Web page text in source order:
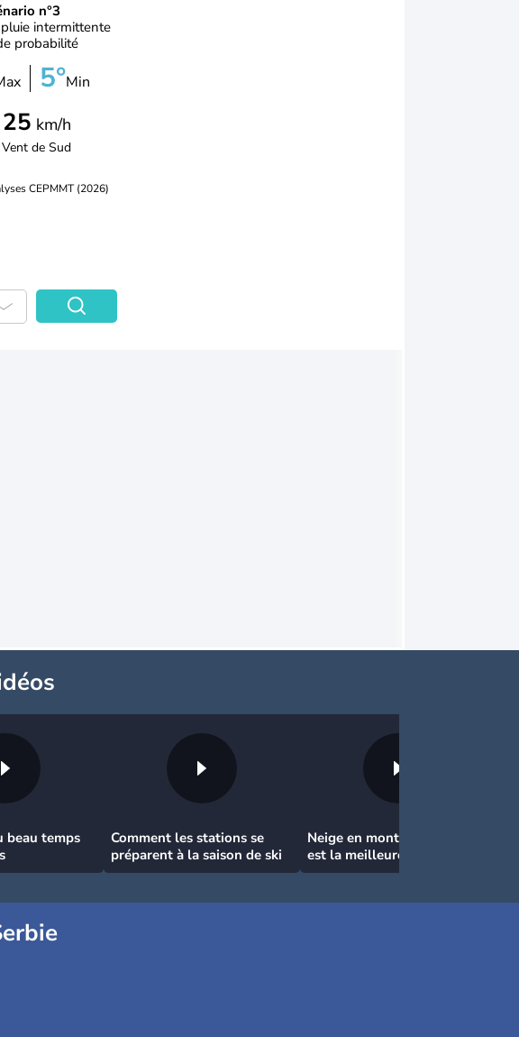
n°3
intermittente
probabilité
5°Min
25 km/h
Vent deSud
CEPMMT (2026)
beau temps
Comment les stations se
préparent à la saison de ski
Neige en montagne : quelle
est la meilleure période?